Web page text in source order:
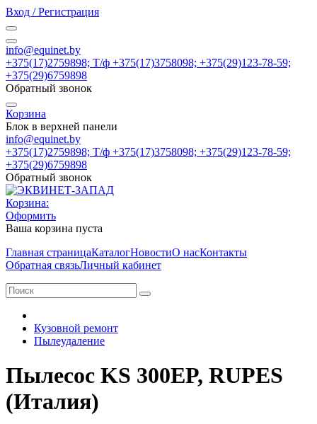
Вход / Регистрация
info@equinet.by
+375(17)2759898; Т/ф +375(17)3758098; +375(29)123-78-59;
+375(29)6759898
Обратный звонок
Корзина
Блок в верхней панели
info@equinet.by
+375(17)2759898; Т/ф +375(17)3758098; +375(29)123-78-59;
+375(29)6759898
Обратный звонок
Корзина:
Оформить
Ваша корзина пуста
Главная страницаКаталогНовостиО насКонтакты
Обратная связьЛичный кабинет
Кузовной ремонт
Пылеудаление
Пылесос KS 300EP, RUPES
(Италия)